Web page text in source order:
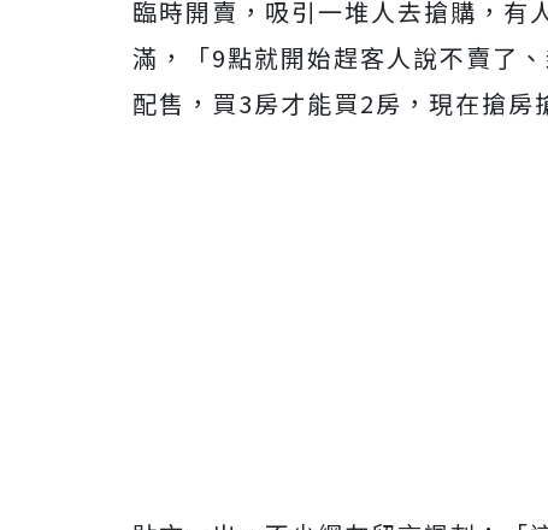
臨時開賣，吸引一堆人去搶購，有
滿，「9點就開始趕客人說不賣了
配售，買3房才能買2房，現在搶房